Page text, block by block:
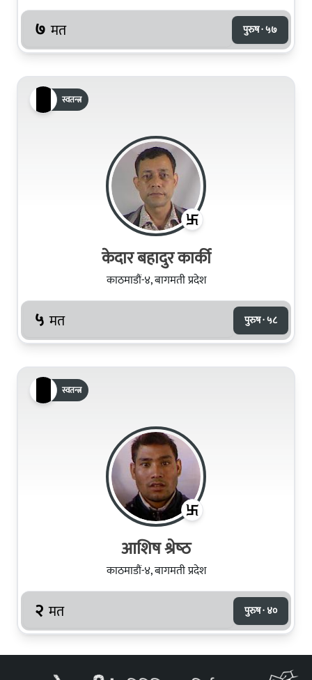
७ मत पुरुष · ५७
स्वतन्त्र
केदार बहादुर कार्की
काठमाडौं-४, बागमती प्रदेश
५ मत पुरुष · ५८
स्वतन्त्र
आशिष श्रेष्‍ठ
काठमाडौं-४, बागमती प्रदेश
२ मत पुरुष · ४०